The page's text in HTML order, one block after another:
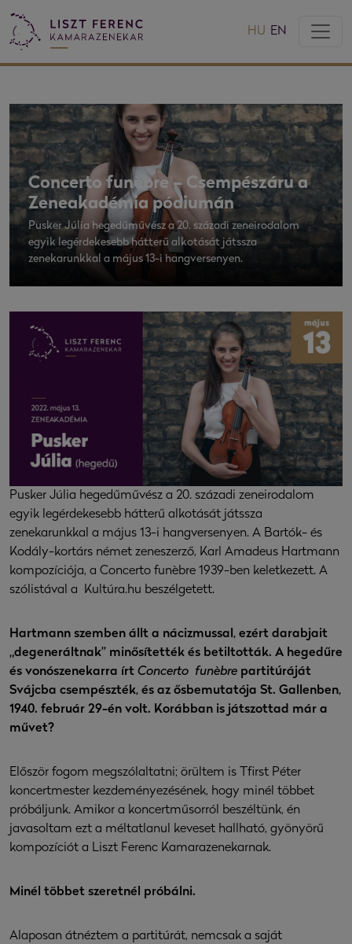
HU EN
Concerto funèbre – Csempészáru a
Zeneakadémia pódiumán
Pusker Júlia hegedűművész a 20. századi zeneirodalom
egyik legérdekesebb hátterű alkotását játssza
zenekarunkkal a május 13-i hangversenyen.
Pusker Júlia hegedűművész a 20. századi zeneirodalom
egyik legérdekesebb hátterű alkotását játssza
zenekarunkkal a május 13-i hangversenyen. A Bartók- és
Kodály-kortárs német zeneszerző, Karl Amadeus Hartmann
kompozíciója, a Concerto funèbre 1939-ben keletkezett. A
szólistával a Kultúra.hu beszélgetett.
Hartmann szemben állt a nácizmussal, ezért darabjait
„degeneráltnak” minősítették és betiltották. A hegedűre
és vonószenekarra írt Concerto funèbre partitúráját
Svájcba csempészték, és az ősbemutatója St. Gallenben,
1940. február 29-én volt. Korábban is játszottad már a
művet?
Először fogom megszólaltatni; örültem is Tfirst Péter
koncertmester kezdeményezésének, hogy minél többet
próbáljunk. Amikor a koncertműsorról beszéltünk, én
javasoltam ezt a méltatlanul keveset hallható, gyönyörű
kompozíciót a Liszt Ferenc Kamarazenekarnak.
Minél többet szeretnél próbálni.
Alaposan átnéztem a partitúrát, nemcsak a saját